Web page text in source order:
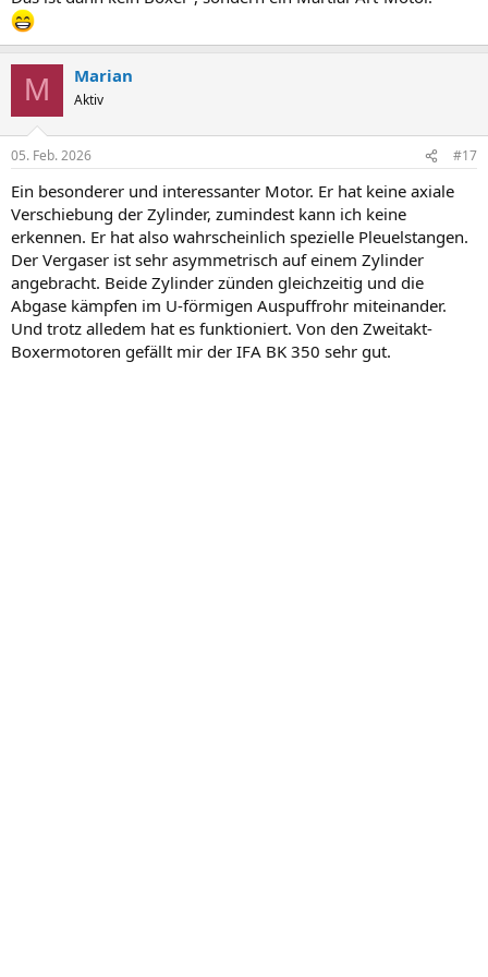
M Marian
Aktiv
05. Feb. 2026 #17
Ein besonderer und interessanter Motor. Er hat keine axiale
Verschiebung der Zylinder, zumindest kann ich keine
erkennen. Er hat also wahrscheinlich spezielle Pleuelstangen.
Der Vergaser ist sehr asymmetrisch auf einem Zylinder
angebracht. Beide Zylinder zünden gleichzeitig und die
Abgase kämpfen im U-förmigen Auspuffrohr miteinander.
Und trotz alledem hat es funktioniert. Von den Zweitakt-
Boxermotoren gefällt mir der IFA BK 350 sehr gut.